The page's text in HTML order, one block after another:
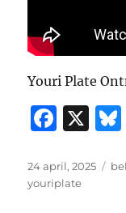
Youri Plate
F
c
e
X
Geplaatst
op
24 april, 2025
youriplate